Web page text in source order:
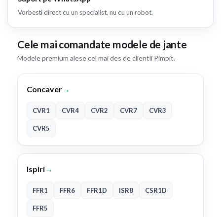
Vorbesti direct cu un specialist, nu cu un robot.
Cele mai comandate modele de jante
Modele premium alese cel mai des de clientii Pimpit.
Concaver→
CVR1 CVR4 CVR2 CVR7 CVR3
CVR5
Ispiri→
FFR1 FFR6 FFR1D ISR8 CSR1D
FFR5